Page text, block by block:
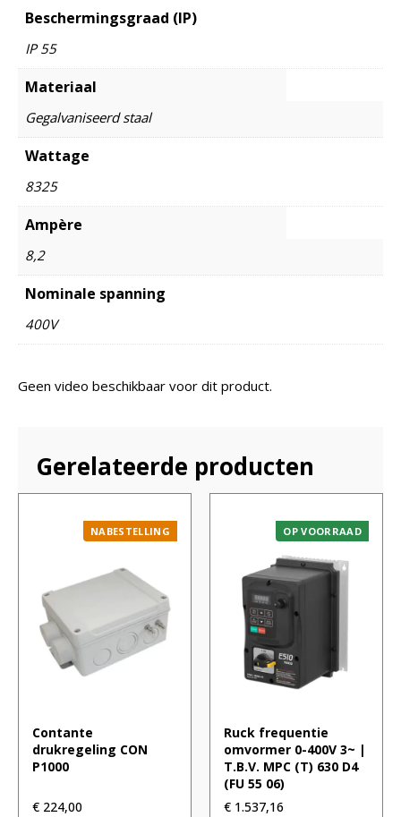
Beschermingsgraad (IP)
IP 55
Materiaal
Gegalvaniseerd staal
Wattage
8325
Ampère
8,2
Nominale spanning
400V
Geen video beschikbaar voor dit product.
Gerelateerde producten
NABESTELLING
Contante
drukregeling CON
P1000
€ 224,00
OP VOORRAAD
Ruck frequentie
omvormer 0-400V 3~ |
T.B.V. MPC (T) 630 D4
(FU 55 06)
€ 1.537,16